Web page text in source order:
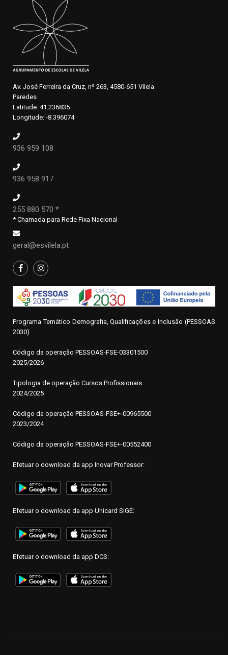
Av. José Ferreira da Cruz, nº 263, 4580-651 Vilela
Paredes
Latitude: 41.236835
Longitude: -8.396074
936 959 108
936 958 917
255 880 570 *
* Chamada para Rede Fixa Nacional
geral@esvilela.pt
Programa Temático Demografia, Qualificações e Inclusão (PESSOAS
2030)
Código da operação PESSOAS-FSE-03301500
2025/2026
Tipologia de operação Cursos Profissionais
2024/2025
Código da operação PESSOAS-FSE+-00965500
2023/2024
Código da operação PESSOAS-FSE+-00552400
Efetuar o download da app Inovar Professor:
Efetuar o download da app Unicard SIGE:
Efetuar o download da app DCS: